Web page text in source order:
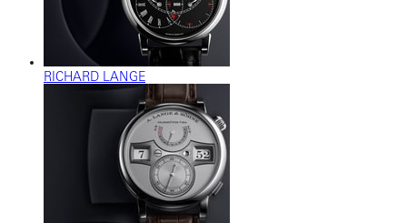
RICHARD LANGE